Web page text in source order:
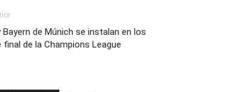
Bayern de Múnich se instalan en los
de la Champions League